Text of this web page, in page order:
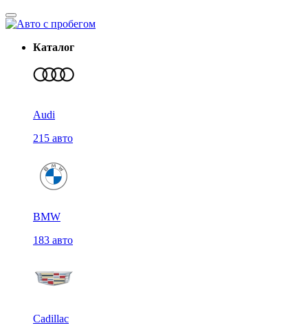
Каталог
Audi
215 авто
BMW
183 авто
Cadillac